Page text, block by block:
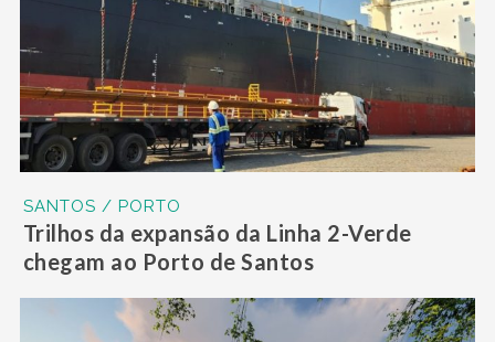
SANTOS / PORTO
Trilhos da expansão da Linha 2-Verde
chegam ao Porto de Santos